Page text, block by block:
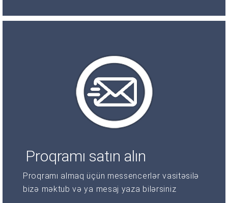
Proqramı satın alın
Proqramı almaq üçün messencerlər vasitəsilə
bizə məktub və ya mesaj yaza bilərsiniz